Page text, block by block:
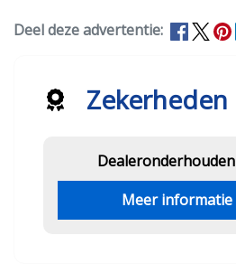
Deel deze advertentie:
Zekerheden
Dealeronderhouden
Meer informatie